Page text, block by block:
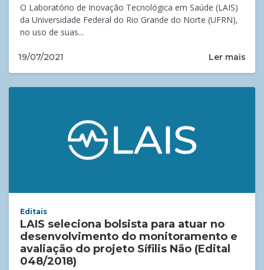
O Laboratório de Inovação Tecnológica em Saúde (LAIS)
da Universidade Federal do Rio Grande do Norte (UFRN),
no uso de suas...
19/07/2021 Ler mais
Editais
LAIS seleciona bolsista para atuar no
desenvolvimento do monitoramento e
avaliação do projeto Sífilis Não (Edital
048/2018)